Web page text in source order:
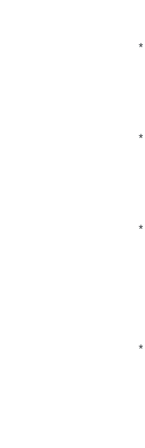
*
*
*
*